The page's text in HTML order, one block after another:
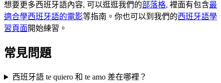
想要更多西班牙語內容, 可以逛逛我們的部落格, 裡面有包含最
適合學西班牙語的電影等指南。你也可以到我們的西班牙語學
習頁面開始練習。
常見問題
西班牙語 te quiero 和 te amo 差在哪裡？